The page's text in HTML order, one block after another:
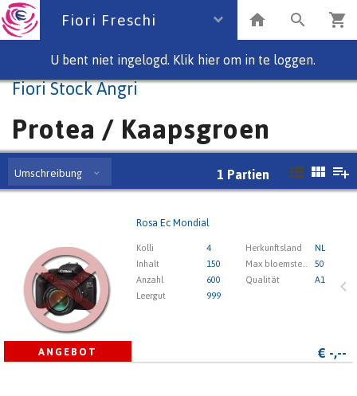
Fiori Freschi
U bent niet ingelogd. Klik hier om in te loggen.
Fiori Stock Angri
Protea / Kaapsgroen
Umschreibung 1 Partien
ANGEBOT
Rosa Ec Mondial
Kolli 4 Herkunftsland
NL
Inhalt
150 Max bloemsteellengte
50
Anzahl
600 Qualität
A1
Leergut
999
€ -,--
1 2 3 4